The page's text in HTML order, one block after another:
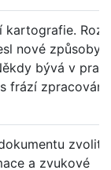
kartografie.
nové způsoby
bývá v
frází zpracováno
zvolit
a zvukové